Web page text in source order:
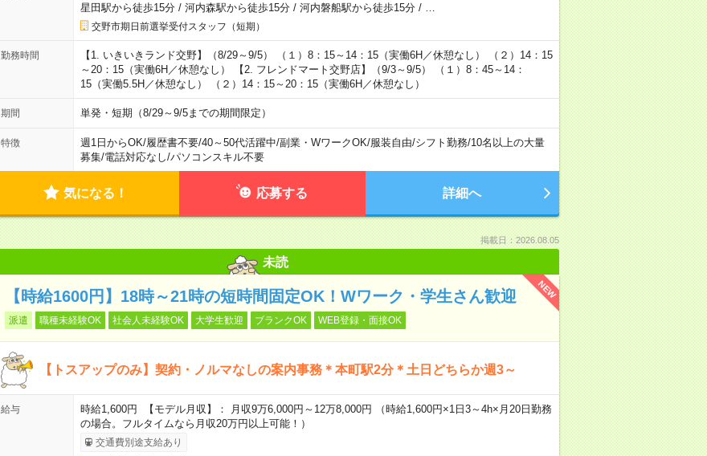
星田駅から徒歩15分/ 河内森駅から徒歩15分/ 河内磐船駅から徒歩15分/
交野市期日前選挙受付スタッフ（短期）
勤務時間
【1. いきいきランド交野】（8/29～9/5） （１）8：15～14：15（実働6H／休憩なし） （２）14：15
～20：15（実働6H／休憩なし） 【2. フレンドマート交野店】（9/3～9/5） （１）8：45～14：
15（実働5.5H／休憩なし） （２）14：15～20：15（実働6H／休憩なし）
期間 単発・短期（8/29～9/5までの期間限定）
特徴 週1日からOK/履歴書不要/40～50代活躍中/副業・WワークOK/服装自由/シフト勤務/10名以上の大量
募集/電話対応なし/パソコンスキル不要
気になる！ 応募する 詳細へ
掲載日：2026.08.05
未読
NEW
【時給1600円】18時～21時の短時間固定OK！Wワーク・学生さん歓迎
派遣 職種未経験OK 社会人未経験OK 大学生歓迎 ブランクOK WEB登録・面接OK
【トスアップのみ】契約・ノルマなしの案内事務＊本町駅2分＊土日どちらか週3～
給与
時給1,600円 【モデル月収】： 月収9万6,000円～12万8,000円 （時給1,600円×1日3～4h×月20日勤務
の場合。フルタイムなら月収20万円以上可能！）
交通費別途支給あり